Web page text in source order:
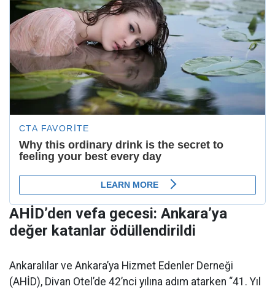
AHİD’den vefa gecesi: Ankara’ya
değer katanlar ödüllendirildi
Ankaralılar ve Ankara’ya Hizmet Edenler Derneği
(AHİD), Divan Otel’de 42’nci yılına adım atarken “41. Yıl